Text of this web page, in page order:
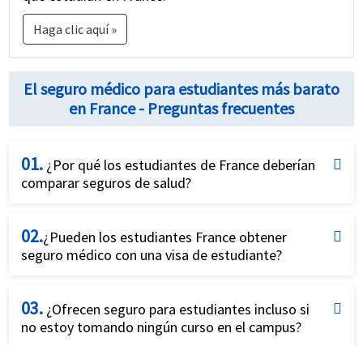
Haga clic aquí »
El seguro médico para estudiantes más barato
en France - Preguntas frecuentes
01. ¿Por qué los estudiantes de France deberían
comparar seguros de salud?
estudiantes internacionales parecen similares a
primera vista. Sin embargo, si bien tienen muchos
los diferentes planes de seguro para estudiantes
tienen algunos beneficios adicionales o quizás
02.¿Pueden los estudiantes France obtener
seguro médico con una visa de estudiante?
pueden obtener un buen seguro médico para
estudiantes con la visa de estudiante F1. Los
03. ¿Ofrecen seguro para estudiantes incluso si
no estoy tomando ningún curso en el campus?